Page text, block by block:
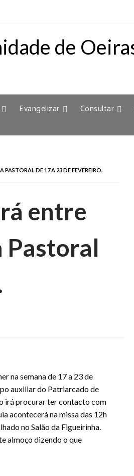
Evangelizar Consultar
DE 17 A 23 DE FEVEREIRO.
entre
Pastoral
na semana de 17 a 23 de
auxiliar do Patriarcado de
irá procurar ter contacto com
acontecerá na missa das 12h
no Salão da Figueirinha.
almoço dizendo o que